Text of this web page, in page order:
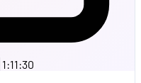
1:11:30